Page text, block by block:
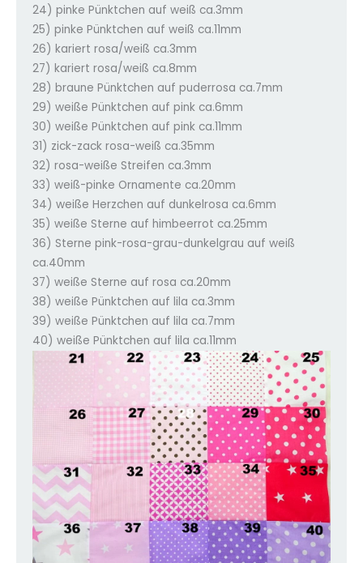
24) pinke Pünktchen auf weiß ca.3mm
25) pinke Pünktchen auf weiß ca.11mm
26) kariert rosa/weiß ca.3mm
27) kariert rosa/weiß ca.8mm
28) braune Pünktchen auf puderrosa ca.7mm
29) weiße Pünktchen auf pink ca.6mm
30) weiße Pünktchen auf pink ca.11mm
31) zick-zack rosa-weiß ca.35mm
32) rosa-weiße Streifen ca.3mm
33) weiß-pinke Ornamente ca.20mm
34) weiße Herzchen auf dunkelrosa ca.6mm
35) weiße Sterne auf himbeerrot ca.25mm
36) Sterne pink-rosa-grau-dunkelgrau auf weiß
ca.40mm
37) weiße Sterne auf rosa ca.20mm
38) weiße Pünktchen auf lila ca.3mm
39) weiße Pünktchen auf lila ca.7mm
40) weiße Pünktchen auf lila ca.11mm